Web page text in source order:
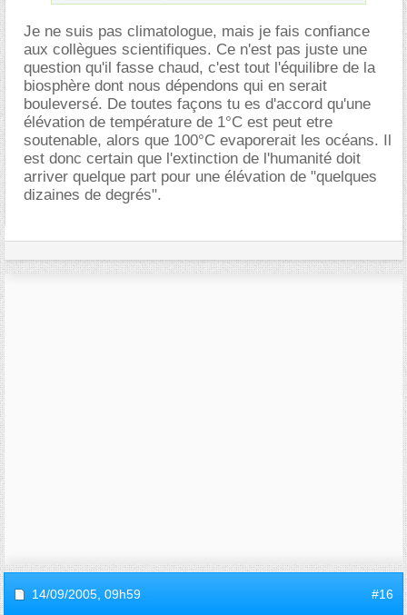
Je ne suis pas climatologue, mais je fais confiance
aux collègues scientifiques. Ce n'est pas juste une
question qu'il fasse chaud, c'est tout l'équilibre de la
biosphère dont nous dépendons qui en serait
bouleversé. De toutes façons tu es d'accord qu'une
élévation de température de 1°C est peut etre
soutenable, alors que 100°C evaporerait les océans. Il
est donc certain que l'extinction de l'humanité doit
arriver quelque part pour une élévation de "quelques
dizaines de degrés".
14/09/2005, 09h59 #16